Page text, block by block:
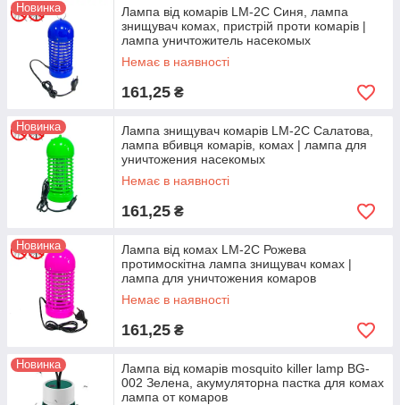
Новинка
Лампа від комарів LM-2С Синя, лампа
знищувач комах, пристрій проти комарів |
лампа уничтожитель насекомых
Немає в наявності
161,25 ₴
Новинка
Лампа знищувач комарів LM-2С Салатова,
лампа вбивця комарів, комах | лампа для
уничтожения насекомых
Немає в наявності
161,25 ₴
Новинка
Лампа від комах LM-2С Рожева
протимоскітна лампа знищувач комах |
лампа для уничтожения комаров
Немає в наявності
161,25 ₴
Новинка
Лампа від комарів mosquito killer lamp BG-
002 Зелена, акумуляторна пастка для комах
лампа от комаров